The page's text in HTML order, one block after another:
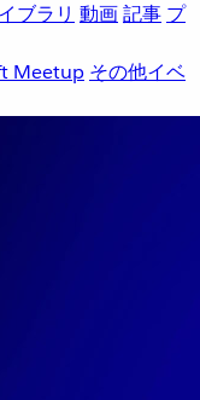
ブラリ 動画記事 プ
Meetup その他イベ